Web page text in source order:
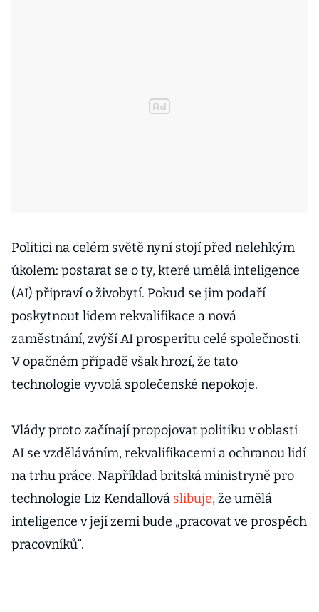
Politici na celém světě nyní stojí před nelehkým
úkolem: postarat se o ty, které umělá inteligence
(AI) připraví o živobytí. Pokud se jim podaří
poskytnout lidem rekvalifikace a nová
zaměstnání, zvýší AI prosperitu celé společnosti.
V opačném případě však hrozí, že tato
technologie vyvolá společenské nepokoje.
Vlády proto začínají propojovat politiku v oblasti
AI se vzděláváním, rekvalifikacemi a ochranou lidí
na trhu práce. Například britská ministryně pro
technologie Liz Kendallová slibuje, že umělá
inteligence v její zemi bude „pracovat ve prospěch
pracovníků“.